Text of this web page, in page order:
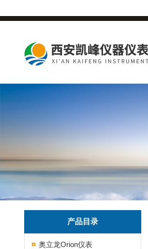
产品目录
奥立龙Orion仪表